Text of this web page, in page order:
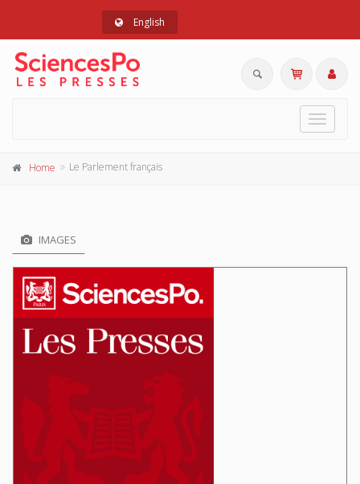
English
Toggle
Home Le Parlement français
IMAGES